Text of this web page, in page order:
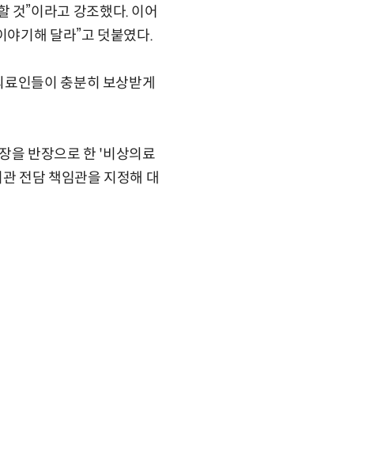
것”이라고 강조했다. 이어
야기해 달라”고 덧붙였다.
인들이 충분히 보상받게
을 반장으로 한 '비상의료
전담 책임관을 지정해 대